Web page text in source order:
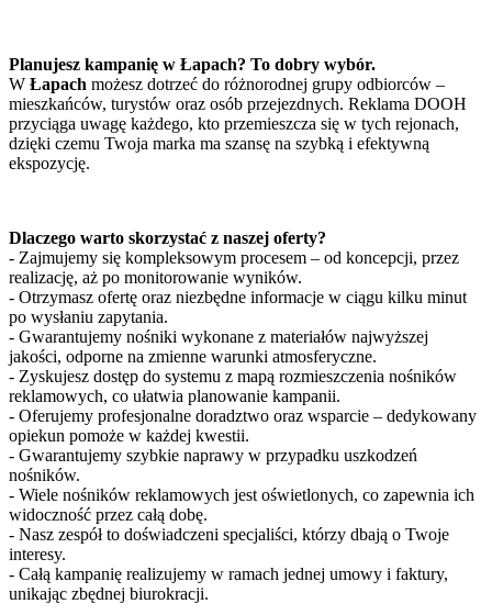
Planujesz kampanię w Łapach? To dobry wybór.
W Łapach możesz dotrzeć do różnorodnej grupy odbiorców –
mieszkańców, turystów oraz osób przejezdnych. Reklama DOOH
przyciąga uwagę każdego, kto przemieszcza się w tych rejonach,
dzięki czemu Twoja marka ma szansę na szybką i efektywną
ekspozycję.
Dlaczego warto skorzystać z naszej oferty?
- Zajmujemy się kompleksowym procesem – od koncepcji, przez
realizację, aż po monitorowanie wyników.
- Otrzymasz ofertę oraz niezbędne informacje w ciągu kilku minut
po wysłaniu zapytania.
- Gwarantujemy nośniki wykonane z materiałów najwyższej
jakości, odporne na zmienne warunki atmosferyczne.
- Zyskujesz dostęp do systemu z mapą rozmieszczenia nośników
reklamowych, co ułatwia planowanie kampanii.
- Oferujemy profesjonalne doradztwo oraz wsparcie – dedykowany
opiekun pomoże w każdej kwestii.
- Gwarantujemy szybkie naprawy w przypadku uszkodzeń
nośników.
- Wiele nośników reklamowych jest oświetlonych, co zapewnia ich
widoczność przez całą dobę.
- Nasz zespół to doświadczeni specjaliści, którzy dbają o Twoje
interesy.
- Całą kampanię realizujemy w ramach jednej umowy i faktury,
unikając zbędnej biurokracji.